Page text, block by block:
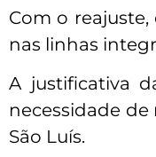
Com o
nas linhas
A justificativa
necessidade
São Luís.